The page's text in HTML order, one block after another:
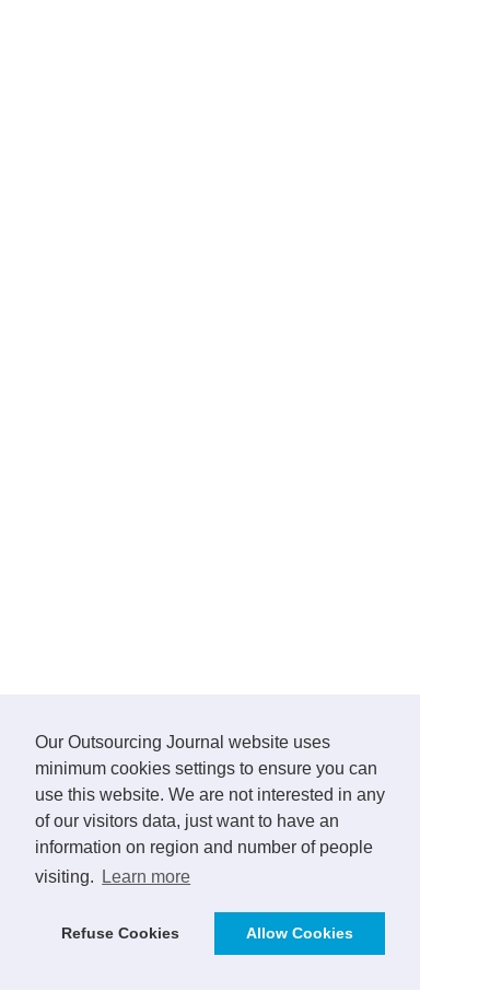
Our Outsourcing Journal website uses
minimum cookies settings to ensure you can
use this website. We are not interested in any
of our visitors data, just want to have an
information on region and number of people
visiting.
Learn more
Refuse Cookies Allow Cookies